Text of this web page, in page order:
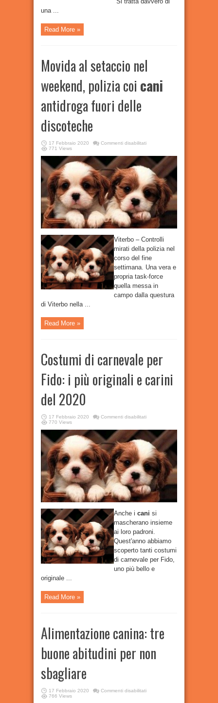
una ...
Read More »
Movida al setaccio nel
weekend, polizia coi cani
antidroga fuori delle
discoteche
17 Febbraio 2020 Commenti disabilitatisu
setaccio
weekend,
polizia
coi
cani
antidroga
fuori
delle
discoteche
771 Views
Viterbo – Controlli
mirati della polizia nel
corso del fine
settimana. Una vera e
propria task-force
quella messa in
campo dalla questura
di Viterbo nella ...
Read More »
Costumi di carnevale per
Fido: i più originali e carini
del 2020
17 Febbraio 2020 Commenti disabilitatisu
carnevale
Fido:
più
originali
e
carini
del
2020
770 Views
Anche i cani si
mascherano insieme
ai loro padroni.
Quest'anno abbiamo
scoperto tanti costumi
di carnevale per Fido,
uno più bello e
originale ...
Read More »
Alimentazione canina: tre
buone abitudini per non
sbagliare
17 Febbraio 2020 Commenti disabilitatisu
766 Views